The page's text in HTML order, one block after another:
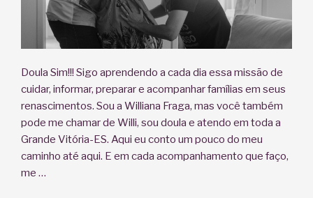
Doula Sim!!! Sigo aprendendo a cada dia essa missão de
cuidar, informar, preparar e acompanhar famílias em seus
renascimentos. Sou a Williana Fraga, mas você também
pode me chamar de Willi, sou doula e atendo em toda a
Grande Vitória-ES. Aqui eu conto um pouco do meu
caminho até aqui. E em cada acompanhamento que faço,
me …